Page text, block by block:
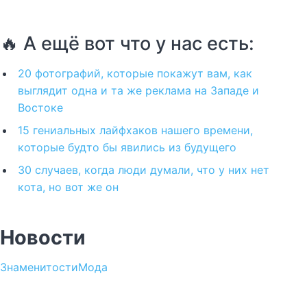
🔥 А ещё вот что у нас есть:
20 фотографий, которые покажут вам, как
выглядит одна и та же реклама на Западе и
Востоке
15 гениальных лайфхаков нашего времени,
которые будто бы явились из будущего
30 случаев, когда люди думали, что у них нет
кота, но вот же он
Новости
ЗнаменитостиМода